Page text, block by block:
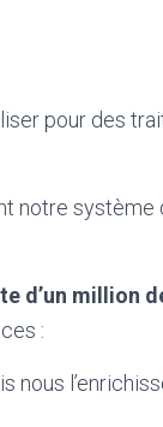
pour des
notre système
million
:
nous